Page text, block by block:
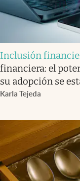
Inclusión
financiera: el
su adopción se
Karla Tejeda